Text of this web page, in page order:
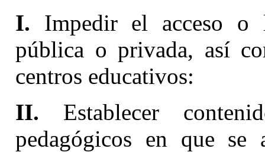
I. Impedir el acceso o
pública o privada, así
centros educativos:
II. Establecer
pedagógicos en que se